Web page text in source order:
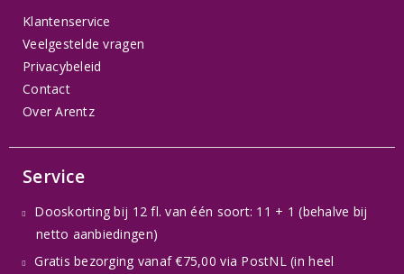
Klantenservice
Veelgestelde vragen
Privacybeleid
Contact
Over Arentz
Service
Dooskorting bij 12 fl. van één soort: 11 + 1 (behalve bij
netto aanbiedingen)
Gratis bezorging vanaf €75,00 via PostNL (in heel